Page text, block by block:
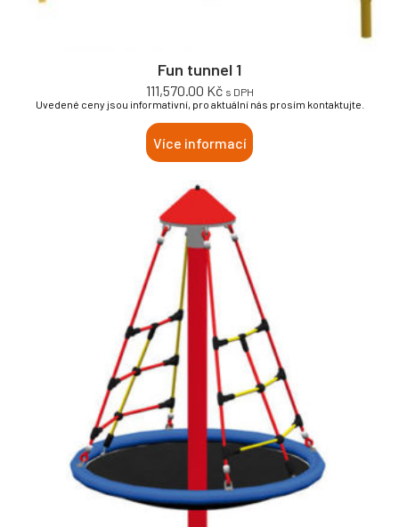
Fun tunnel 1
111,570.00 Kč s DPH
Uvedené ceny jsou informativní, pro aktuální nás prosím kontaktujte.
Více informací